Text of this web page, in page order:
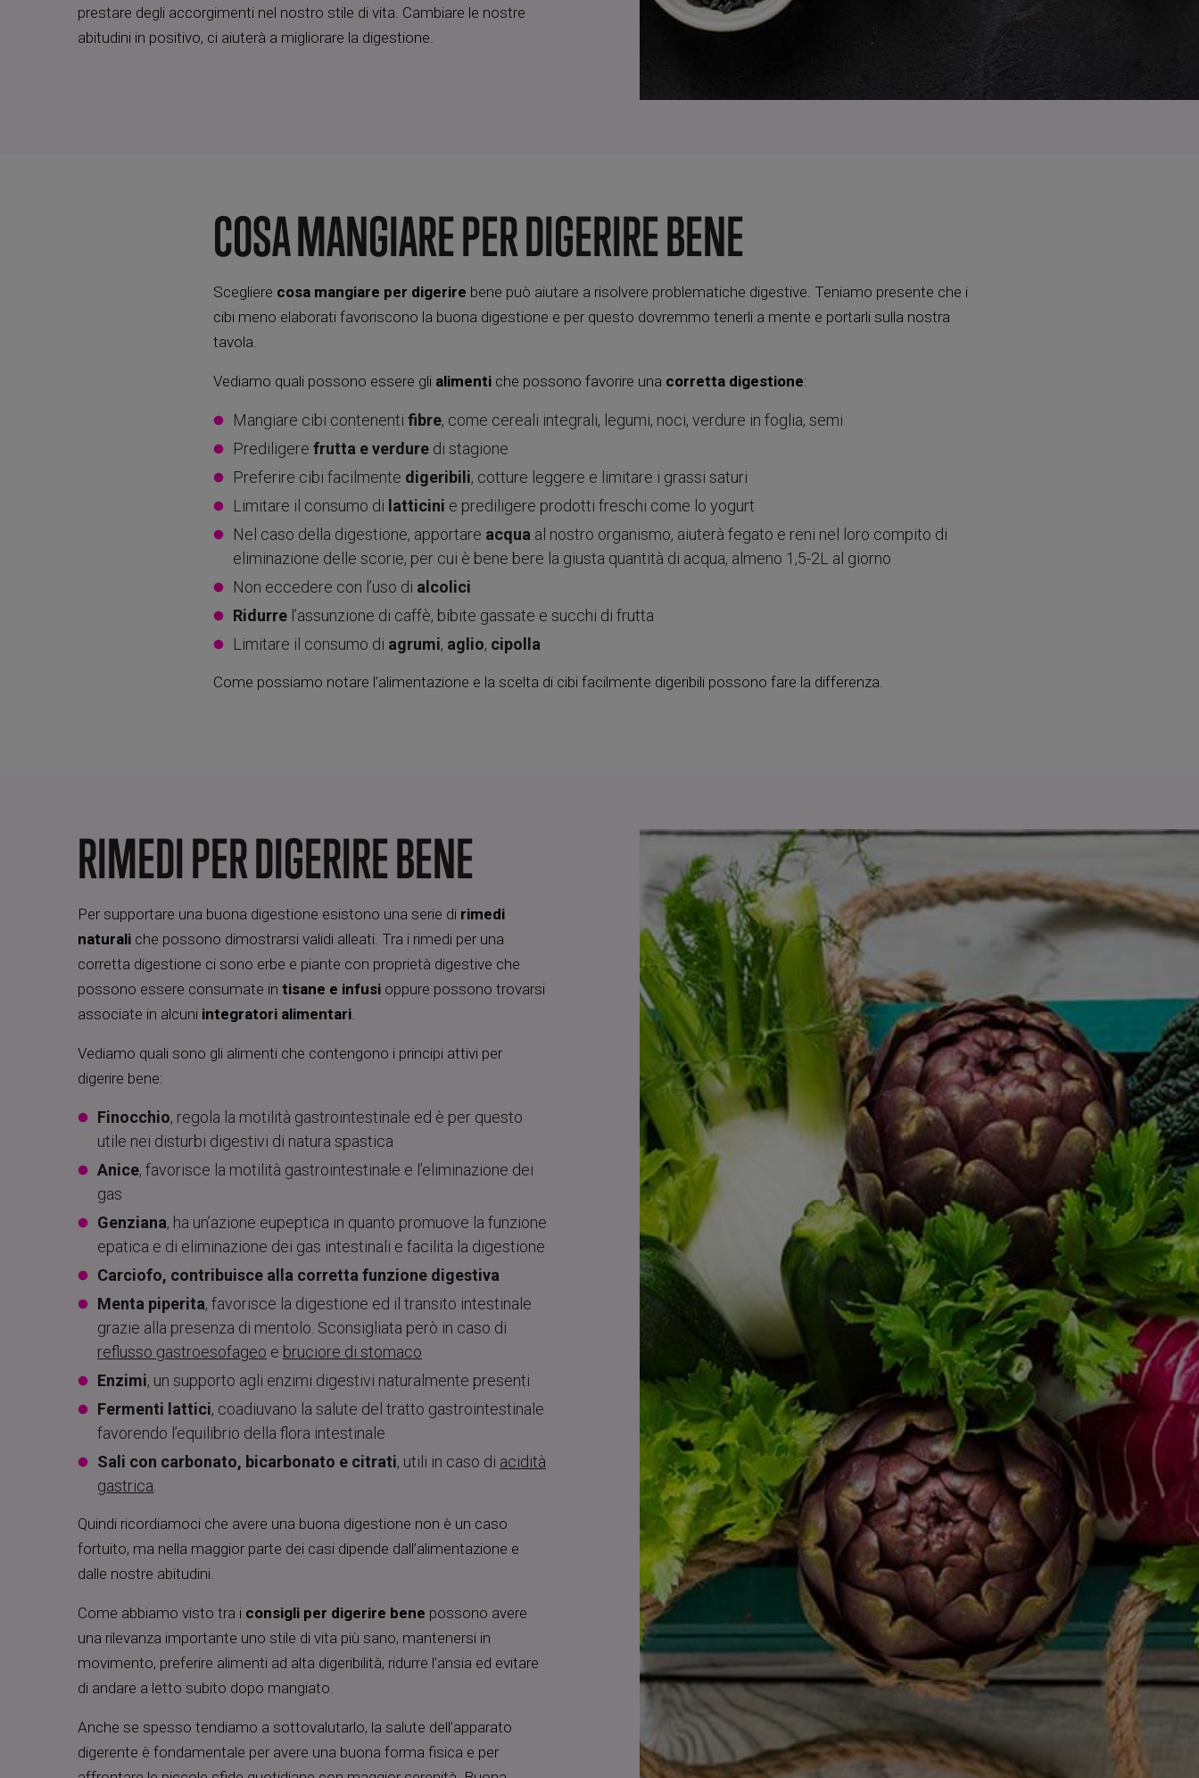
prestare degli accorgimenti nel nostro stile di vita. Cambiare le nostre
abitudini in positivo, ci aiuterà a migliorare la digestione.
COSA MANGIARE PER DIGERIRE BENE
Scegliere cosa mangiare per digerire bene può aiutare a risolvere problematiche digestive. Teniamo presente che i
cibi meno elaborati favoriscono la buona digestione e per questo dovremmo tenerli a mente e portarli sulla nostra
tavola.
Vediamo quali possono essere gli alimenti che possono favorire una corretta digestione:
Mangiare cibi contenenti fibre, come cereali integrali, legumi, noci, verdure in foglia, semi
Prediligere frutta e verdure di stagione
Preferire cibi facilmente digeribili, cotture leggere e limitare i grassi saturi
Limitare il consumo di latticini e prediligere prodotti freschi come lo yogurt
Nel caso della digestione, apportare acqua al nostro organismo, aiuterà fegato e reni nel loro compito di
eliminazione delle scorie, per cui è bene bere la giusta quantità di acqua, almeno 1,5-2L al giorno
Non eccedere con l’uso di alcolici
Ridurre l’assunzione di caffè, bibite gassate e succhi di frutta
Limitare il consumo di agrumi, aglio, cipolla
Come possiamo notare l’alimentazione e la scelta di cibi facilmente digeribili possono fare la differenza.
RIMEDI PER DIGERIRE BENE
Per supportare una buona digestione esistono una serie di rimedi
naturali che possono dimostrarsi validi alleati. Tra i rimedi per una
corretta digestione ci sono erbe e piante con proprietà digestive che
possono essere consumate in tisane e infusi oppure possono trovarsi
associate in alcuni integratori alimentari
Vediamo quali sono gli alimenti che contengono i principi attivi per
digerire bene:
Finocchio, regola la motilità gastrointestinale ed è per questo
utile nei disturbi digestivi di natura spastica
Anice, favorisce la motilità gastrointestinale e l’eliminazione dei
gas
Genziana, ha un’azione eupeptica in quanto promuove la funzione
epatica e di eliminazione dei gas intestinali e facilita la digestione
Carciofo, contribuisce alla corretta funzione digestiva
Menta piperita, favorisce la digestione ed il transito intestinale
grazie alla presenza di mentolo. Sconsigliata però in caso di
reflusso gastroesofageo e bruciore di stomaco
Enzimi, un supporto agli enzimi digestivi naturalmente presenti
Fermenti lattici, coadiuvano la salute del tratto gastrointestinale
favorendo l’equilibrio della flora intestinale
Sali con carbonato, bicarbonato e citrati, utili in caso di acidità
gastrica
Quindi ricordiamoci che avere una buona digestione non è un caso
fortuito, ma nella maggior parte dei casi dipende dall’alimentazione e
dalle nostre abitudini.
Come abbiamo visto tra i consigli per digerire bene possono avere
una rilevanza importante uno stile di vita più sano, mantenersi in
movimento, preferire alimenti ad alta digeribilità, ridurre l’ansia ed evitare
di andare a letto subito dopo mangiato.
Anche se spesso tendiamo a sottovalutarlo, la salute dell’apparato
digerente è fondamentale per avere una buona forma fisica e per